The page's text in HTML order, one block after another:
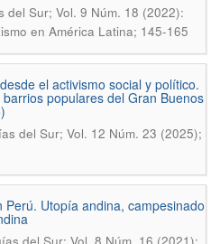
del Sur; Vol. 9 Núm. 18 (2022):
en América Latina; 145-165
el activismo social y político.
populares del Gran Buenos
del Sur; Vol. 12 Núm. 23 (2025);
Utopía andina, campesinado